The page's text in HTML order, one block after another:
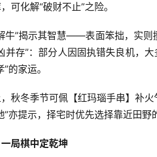
可化解“破财不止”之险。
牛”揭示其智慧——表面笨拙，实
并存”：部分人因固执错失良机，
的家运。
秋冬季节可佩【红玛瑙手串】补
亦提示，择宅时优先选择靠近田野
局棋中定乾坤